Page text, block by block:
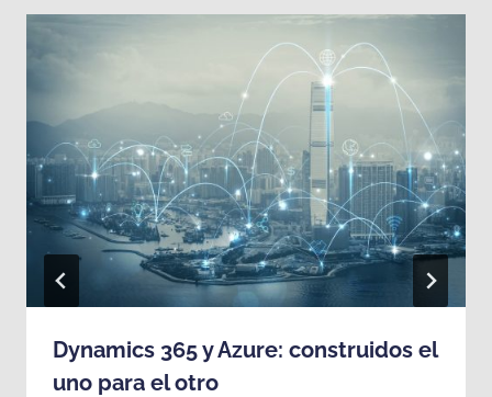
Dynamics 365 y Azure: construidos el
uno para el otro